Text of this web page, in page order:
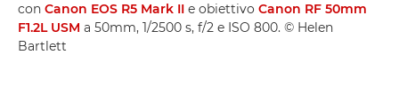
con Canon EOS R5 Mark II e obiettivo Canon RF 50mm
F1.2L USM a 50mm, 1/2500 s, f/2 e ISO 800. © Helen
Bartlett